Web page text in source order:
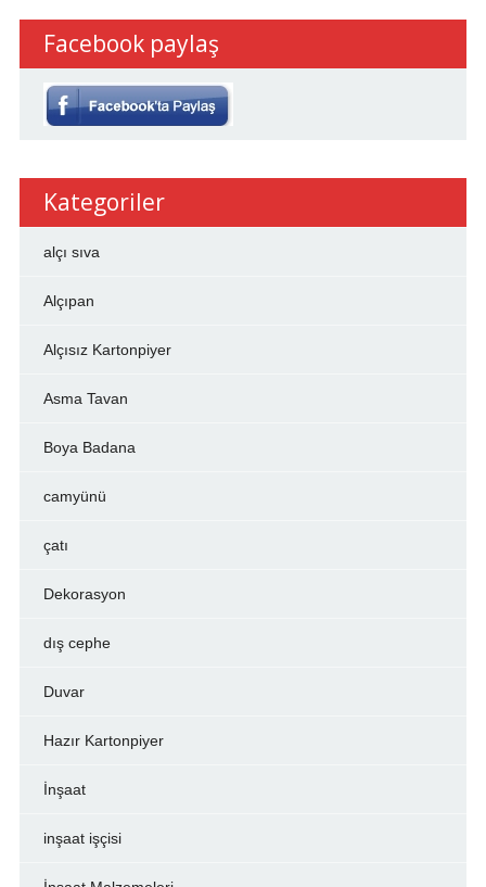
Facebook paylaş
Kategoriler
alçı sıva
Alçıpan
Alçısız Kartonpiyer
Asma Tavan
Boya Badana
camyünü
çatı
Dekorasyon
dış cephe
Duvar
Hazır Kartonpiyer
İnşaat
inşaat işçisi